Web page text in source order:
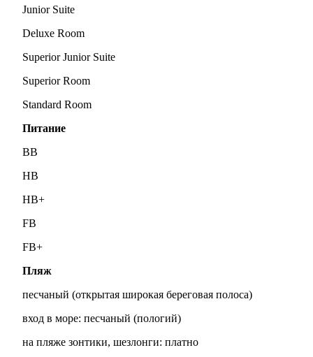
Junior Suite
Deluxe Room
Superior Junior Suite
Superior Room
Standard Room
Питание
BB
HB
HB+
FB
FB+
Пляж
песчаный (открытая широкая береговая полоса)
вход в море: песчаный (пологий)
на пляже зонтики, шезлонги: платно